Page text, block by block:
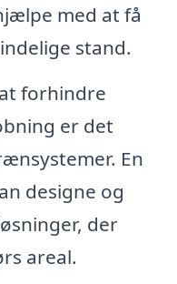
med at få
stand.
forhindre
er det
En
designe og
der
areal.